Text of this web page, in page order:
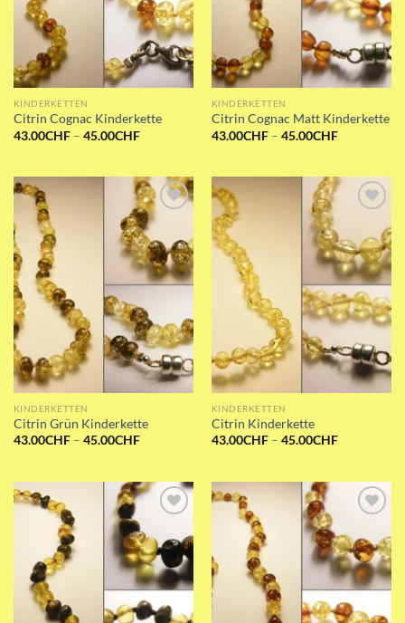
KINDERKETTEN
Citrin Cognac Kinderkette
43.00CHF – 45.00CHFPreisspanne:
KINDERKETTEN
Citrin Cognac Matt Kinderkette
43.00CHF – 45.00CHF
Add to wishlist
KINDERKETTEN
Citrin Grün Kinderkette
43.00CHF – 45.00CHFPreisspanne:
Add to wishlist
KINDERKETTEN
Citrin Kinderkette
43.00CHF – 45.00CHF
Add to wishlist Add to wishlist